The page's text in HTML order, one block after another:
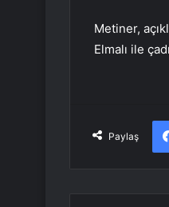
Metiner,
Elmalı ile
Paylaş